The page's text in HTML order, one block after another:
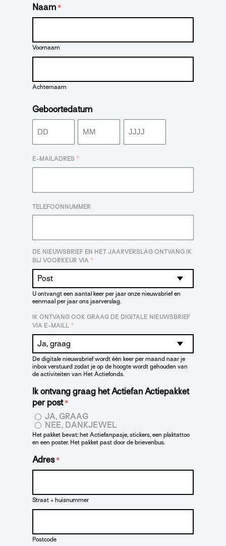
Naam *
Voornaam
Achternaam
Geboortedatum
Dag Maand Jaar
E-MAILADRES *
TELEFOONNUMMER
DE NIEUWSBRIEF EN HET JAARVERSLAG ONTVANG IK
BIJ VOORKEUR VIA *
U ontvangt een aantal keer per jaar onze nieuwsbrief en
eenmaal per jaar ons jaarverslag.
IK ONTVANG OOK GRAAG DE DIGITALE NIEUWSBRIEF
VIA E-MAILL *
De digitale nieuwsbrief wordt één keer per maand naar je
inbox verstuurd zodat je op de hoogte wordt gehouden van
de activiteiten van Het Actiefonds.
Ik ontvang graag het Actiefan Actiepakket
per post *
JA, GRAAG
NEE, DANKJEWEL
Het pakket bevat: het Actiefanpasje, stickers, een plaktattoo
en een poster. Het pakket past door de brievenbus.
Adres *
Straat + huisnummer
Postcode